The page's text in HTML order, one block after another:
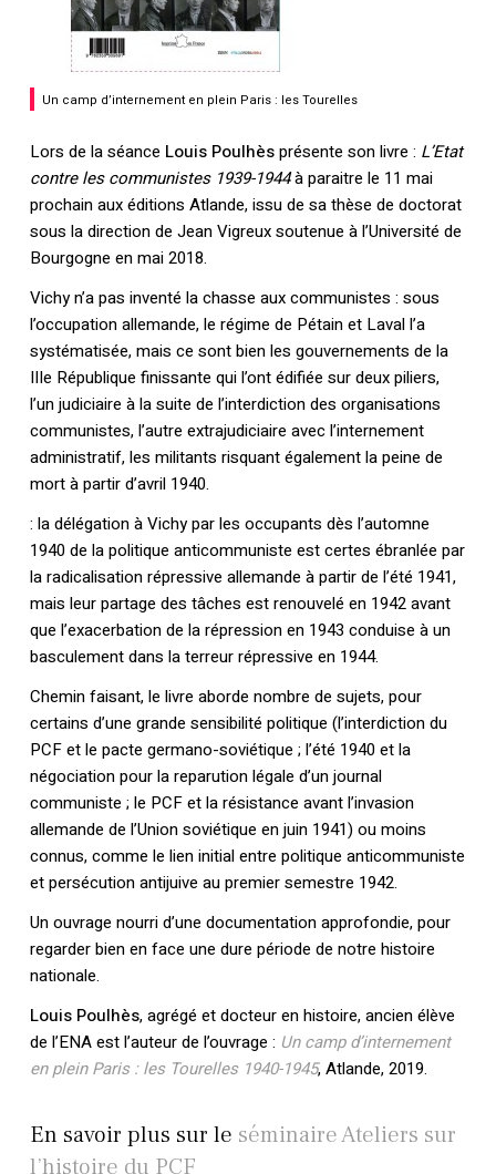
Un camp d’internement en plein Paris : les Tourelles
Lors de la séance Louis Poulhèsprésente son livre : L’Etat
contre les communistes 1939-1944à paraitre le 11 mai
prochain aux éditions Atlande, issu de sa thèse de doctorat
sous la direction de Jean Vigreux soutenue à l’Université de
Bourgogne en mai 2018.
Vichy n’a pas inventé la chasse aux communistes : sous
l’occupation allemande, le régime de Pétain et Laval l’a
systématisée, mais ce sont bien les gouvernements de la
IIIe République finissante qui l’ont édifiée sur deux piliers,
l’un judiciaire à la suite de l’interdiction des organisations
communistes, l’autre extrajudiciaire avec l’internement
administratif, les militants risquant également la peine de
mort à partir d’avril 1940.
: la délégation à Vichy par les occupants dès l’automne
1940 de la politique anticommuniste est certes ébranlée par
la radicalisation répressive allemande à partir de l’été 1941,
mais leur partage des tâches est renouvelé en 1942 avant
que l’exacerbation de la répression en 1943 conduise à un
basculement dans la terreur répressive en 1944.
Chemin faisant, le livre aborde nombre de sujets, pour
certains d’une grande sensibilité politique (l’interdiction du
PCF et le pacte germano-soviétique ; l’été 1940 et la
négociation pour la reparution légale d’un journal
communiste ; le PCF et la résistance avant l’invasion
allemande de l’Union soviétique en juin 1941) ou moins
connus, comme le lien initial entre politique anticommuniste
et persécution antijuive au premier semestre 1942.
Un ouvrage nourri d’une documentation approfondie, pour
regarder bien en face une dure période de notre histoire
nationale.
Louis Poulhès, agrégé et docteur en histoire, ancien élève
de l’ENA est l’auteur de l’ouvrage : Un camp d’internement
en plein Paris : les Tourelles 1940-1945, Atlande, 2019.
En savoir plus sur le séminaire Ateliers sur
l’histoire du PCF